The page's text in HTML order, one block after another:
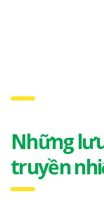
Những
truyền